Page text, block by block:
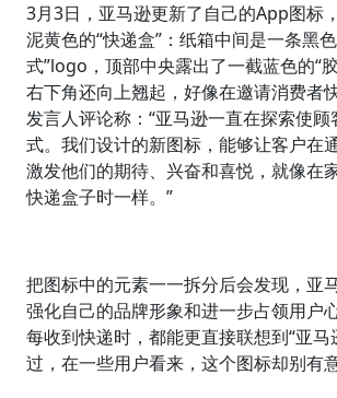
3月3日，亚马逊更新了自己的App图标
泥黄色的“快递盒”：纸箱中间是一条黑
式”logo，顶部中央露出了一截蓝色的“
右下角还向上翘起，好像在邀请消费者
发言人评论称：“亚马逊一直在探索使
式。我们设计的新图标，能够让客户在
激发他们的期待、兴奋和喜悦，就像在
快递盒子时一样。”
把图标中的元素一一拆分后会发现，亚
强化自己的品牌形象和进一步占领用户
每收到快递时，都能更直接联想到“亚马
过，在一些用户看来，这个图标却别有意